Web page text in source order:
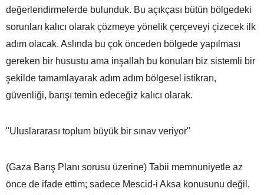
değerlendirmelerde bulunduk. Bu açıkçası bütün bölgedeki
sorunları kalıcı olarak çözmeye yönelik çerçeveyi çizecek ilk
adım olacak. Aslında bu çok önceden bölgede yapılması
gereken bir husustu ama inşallah bu konuları biz sistemli bir
şekilde tamamlayarak adım adım bölgesel istikrarı,
güvenliği, barışı temin edeceğiz kalıcı olarak.
"Uluslararası toplum büyük bir sınav veriyor"
(Gaza Barış Planı sorusu üzerine) Tabii memnuniyetle az
önce de ifade ettim; sadece Mescid-i Aksa konusunu değil,